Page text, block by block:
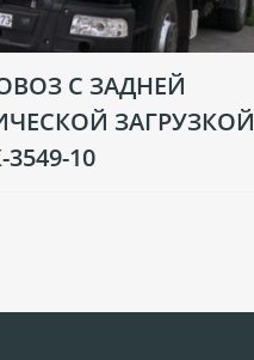
С ЗАДНЕЙ
ЗАГРУЗКОЙ
10